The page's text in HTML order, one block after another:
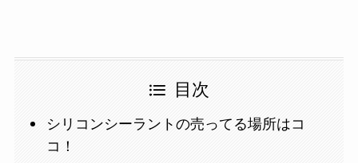
目次
シリコンシーラントの売ってる場所はコ
コ！